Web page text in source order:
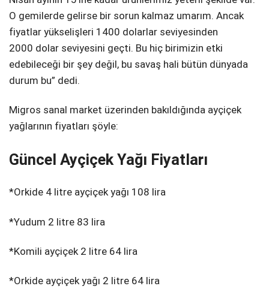
O gemilerde gelirse bir sorun kalmaz umarım. Ancak
fiyatlar yükselişleri 1400 dolarlar seviyesinden
2000 dolar seviyesini geçti. Bu hiç birimizin etki
edebileceği bir şey değil, bu savaş hali bütün dünyada
durum bu” dedi.
Migros sanal market üzerinden bakıldığında ayçiçek
yağlarının fiyatları şöyle:
Güncel Ayçiçek Yağı Fiyatları
*Orkide 4 litre ayçiçek yağı 108 lira
*Yudum 2 litre 83 lira
*Komili ayçiçek 2 litre 64 lira
*Orkide ayçiçek yağı 2 litre 64 lira